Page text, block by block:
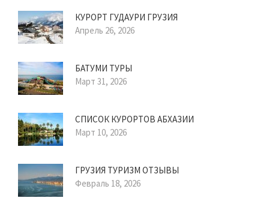
КУРОРТ ГУДАУРИ ГРУЗИЯ
Апрель 26, 2026
БАТУМИ ТУРЫ
Март 31, 2026
СПИСОК КУРОРТОВ АБХАЗИИ
Март 10, 2026
ГРУЗИЯ ТУРИЗМ ОТЗЫВЫ
Февраль 18, 2026